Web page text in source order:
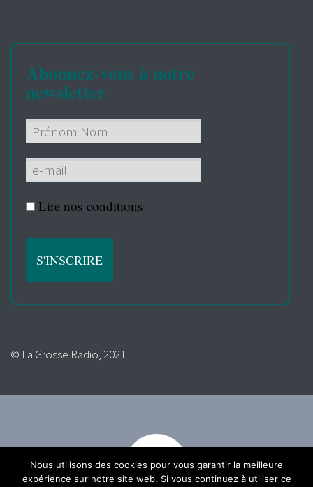
Abonnez-vous à notre
newsletter
Lire nos conditions
© La Grosse Radio, 2021
Nous utilisons des cookies pour vous garantir la meilleure
expérience sur notre site web. Si vous continuez à utiliser ce